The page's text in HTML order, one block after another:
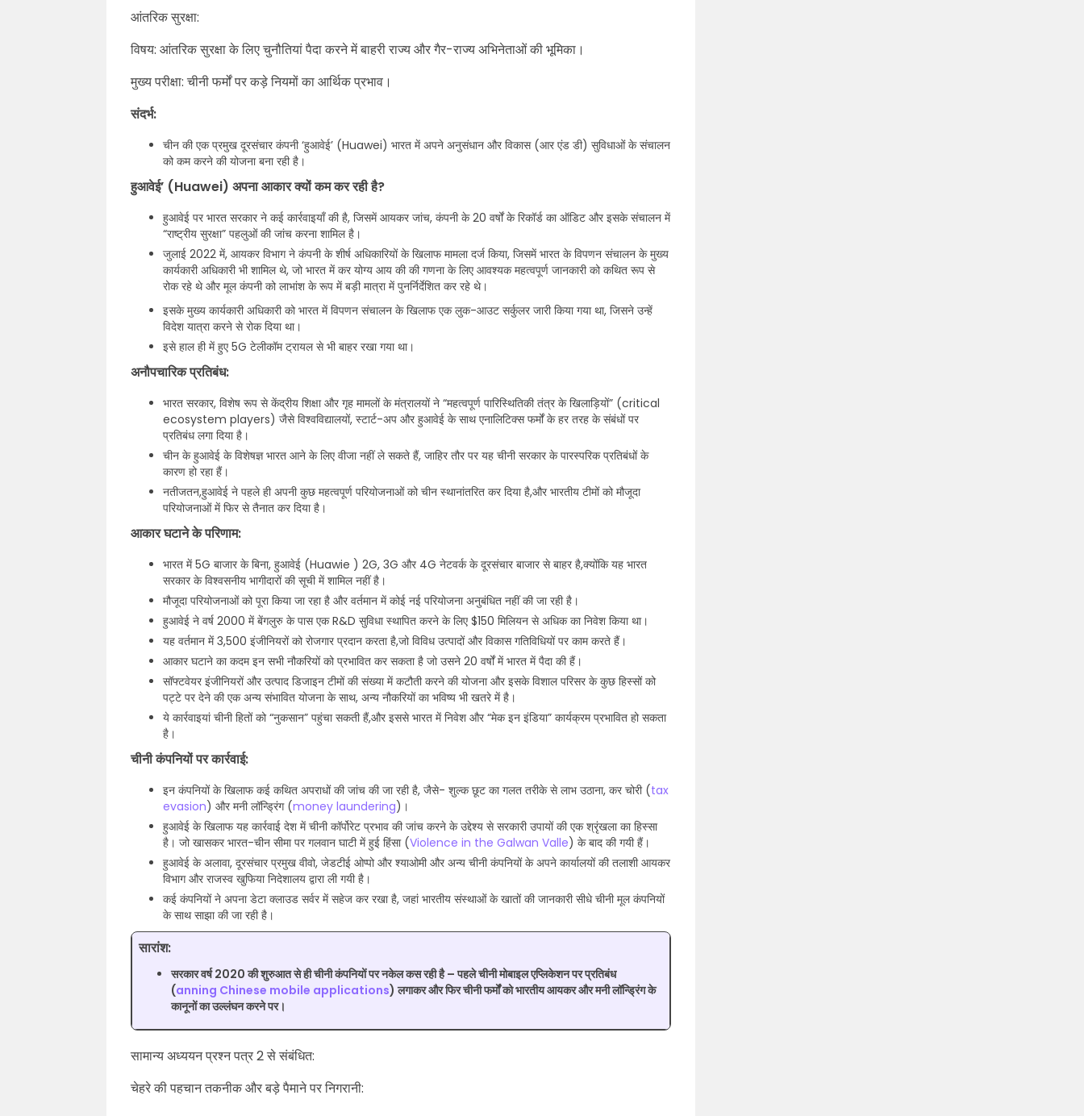
आंतरिक सुरक्षा:
विषय: आंतरिक सुरक्षा के लिए चुनौतियां पैदा करने में बाहरी राज्य और गैर-राज्य अभिनेताओं की भूमिका।
मुख्य परीक्षा: चीनी फर्मों पर कड़े नियमों का आर्थिक प्रभाव।
संदर्भ:
चीन की एक प्रमुख दूरसंचार कंपनी ‘हुआवेई’ (Huawei) भारत में अपने अनुसंधान और विकास (आर एंड डी) सुविधाओं के संचालन
को कम करने की योजना बना रही है।
हुआवेई’ (Huawei) अपना आकार क्यों कम कर रही है?
हुआवेई पर भारत सरकार ने कई कार्रवाइयाँ की है, जिसमें आयकर जांच, कंपनी के 20 वर्षों के रिकॉर्ड का ऑडिट और इसके संचालन में
“राष्ट्रीय सुरक्षा” पहलुओं की जांच करना शामिल है।
जुलाई 2022 में, आयकर विभाग ने कंपनी के शीर्ष अधिकारियों के खिलाफ मामला दर्ज किया, जिसमें भारत के विपणन संचालन के मुख्य
कार्यकारी अधिकारी भी शामिल थे, जो भारत में कर योग्य आय की की गणना के लिए आवश्यक महत्वपूर्ण जानकारी को कथित रूप से
रोक रहे थे और मूल कंपनी को लाभांश के रूप में बड़ी मात्रा में पुनर्निर्देशित कर रहे थे।
इसके मुख्य कार्यकारी अधिकारी को भारत में विपणन संचालन के खिलाफ एक लुक-आउट सर्कुलर जारी किया गया था, जिसने उन्हें
विदेश यात्रा करने से रोक दिया था।
इसे हाल ही में हुए 5G टेलीकॉम ट्रायल से भी बाहर रखा गया था।
अनौपचारिक प्रतिबंध:
भारत सरकार, विशेष रूप से केंद्रीय शिक्षा और गृह मामलों के मंत्रालयों ने “महत्वपूर्ण पारिस्थितिकी तंत्र के खिलाड़ियों” (critical
ecosystem players) जैसे विश्वविद्यालयों, स्टार्ट-अप और हुआवेई के साथ एनालिटिक्स फर्मों के हर तरह के संबंधों पर
प्रतिबंध लगा दिया है।
चीन के हुआवेई के विशेषज्ञ भारत आने के लिए वीजा नहीं ले सकते हैं, जाहिर तौर पर यह चीनी सरकार के पारस्परिक प्रतिबंधों के
कारण हो रहा हैं।
नतीजतन,हुआवेई ने पहले ही अपनी कुछ महत्वपूर्ण परियोजनाओं को चीन स्थानांतरित कर दिया है,और भारतीय टीमों को मौजूदा
परियोजनाओं में फिर से तैनात कर दिया है।
आकार घटाने के परिणाम:
भारत में 5G बाजार के बिना, हुआवेई (Huawie ) 2G, 3G और 4G नेटवर्क के दूरसंचार बाजार से बाहर है,क्योंकि यह भारत
सरकार के विश्वसनीय भागीदारों की सूची में शामिल नहीं है।
मौजूदा परियोजनाओं को पूरा किया जा रहा है और वर्तमान में कोई नई परियोजना अनुबंधित नहीं की जा रही है।
हुआवेई ने वर्ष 2000 में बेंगलुरु के पास एक R&D सुविधा स्थापित करने के लिए $150 मिलियन से अधिक का निवेश किया था।
यह वर्तमान में 3,500 इंजीनियरों को रोजगार प्रदान करता है,जो विविध उत्पादों और विकास गतिविधियों पर काम करते हैं।
आकार घटाने का कदम इन सभी नौकरियों को प्रभावित कर सकता है जो उसने 20 वर्षों में भारत में पैदा की हैं।
सॉफ्टवेयर इंजीनियरों और उत्पाद डिजाइन टीमों की संख्या में कटौती करने की योजना और इसके विशाल परिसर के कुछ हिस्सों को
पट्टे पर देने की एक अन्य संभावित योजना के साथ, अन्य नौकरियों का भविष्य भी खतरे में है।
ये कार्रवाइयां चीनी हितों को “नुकसान” पहुंचा सकती हैं,और इससे भारत में निवेश और “मेक इन इंडिया” कार्यक्रम प्रभावित हो सकता
है।
चीनी कंपनियों पर कार्रवाई:
इन कंपनियों के खिलाफ कई कथित अपराधों की जांच की जा रही है, जैसे- शुल्क छूट का गलत तरीके से लाभ उठाना, कर चोरी (tax
evasion) और मनी लॉन्ड्रिंग (money laundering)।
हुआवेई के खिलाफ यह कार्रवाई देश में चीनी कॉर्पोरेट प्रभाव की जांच करने के उद्देश्य से सरकारी उपायों की एक श्रृंखला का हिस्सा
है। जो खासकर भारत-चीन सीमा पर गलवान घाटी में हुई हिंसा (Violence in the Galwan Valle) के बाद की गयी हैं।
हुआवेई के अलावा, दूरसंचार प्रमुख वीवो, जेडटीई ओप्पो और श्याओमी और अन्य चीनी कंपनियों के अपने कार्यालयों की तलाशी आयकर
विभाग और राजस्व खुफिया निदेशालय द्वारा ली गयी है।
कई कंपनियों ने अपना डेटा क्लाउड सर्वर में सहेज कर रखा है, जहां भारतीय संस्थाओं के खातों की जानकारी सीधे चीनी मूल कंपनियों
के साथ साझा की जा रही है।
सारांश:
सरकार वर्ष 2020 की शुरुआत से ही चीनी कंपनियों पर नकेल कस रही है – पहले चीनी मोबाइल एप्लिकेशन पर प्रतिबंध
(anning Chinese mobile applications) लगाकर और फिर चीनी फर्मों को भारतीय आयकर और मनी लॉन्ड्रिंग के
कानूनों का उल्लंघन करने पर।
सामान्य अध्ययन प्रश्न पत्र 2 से संबंधित:
चेहरे की पहचान तकनीक और बड़े पैमाने पर निगरानी: